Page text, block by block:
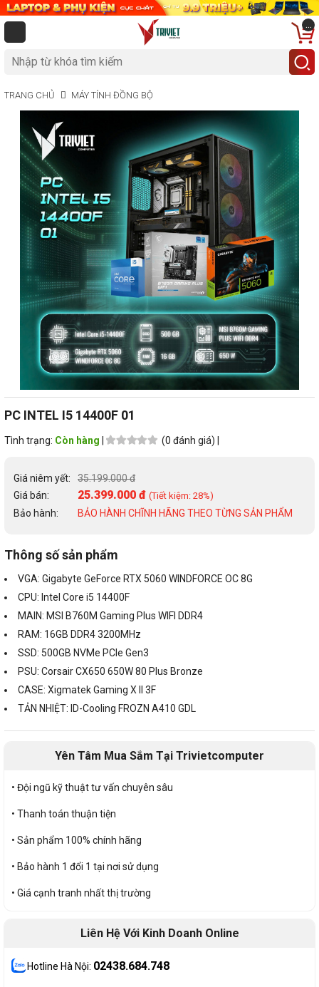
...
TRANG CHỦ MÁY TÍNH ĐỒNG BỘ
PC INTEL I5 14400F 01
Tình trạng: Còn hàng (0 đánh giá) |
Giá niêm yết:
35.199.000 đ
Giá bán:
25.399.000 đ (Tiết kiệm: 28%)
Bảo hành: BẢO HÀNH CHĨNH HÃNG THEO TỪNG SẢN PHẨM
Thông số sản phẩm
VGA: Gigabyte GeForce RTX 5060 WINDFORCE OC 8G
CPU: Intel Core i5 14400F
MAIN: MSI B760M Gaming Plus WIFI DDR4
RAM: 16GB DDR4 3200MHz
SSD: 500GB NVMe PCIe Gen3
PSU: Corsair CX650 650W 80 Plus Bronze
CASE: Xigmatek Gaming X II 3F
TẢN NHIỆT: ID-Cooling FROZN A410 GDL
Yên Tâm Mua Sắm Tại Trivietcomputer
• Đội ngũ kỹ thuật tư vấn chuyên sâu
• Thanh toán thuận tiện
• Sản phẩm 100% chính hãng
• Bảo hành 1 đổi 1 tại nơi sử dụng
• Giá cạnh tranh nhất thị trường
Liên Hệ Với Kinh Doanh Online
Hotline Hà Nội: 02438.684.748